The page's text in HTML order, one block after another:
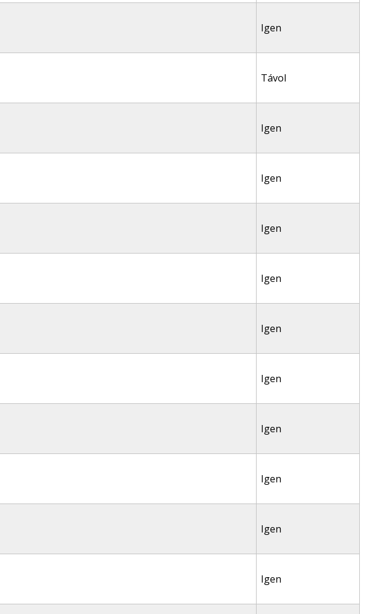
Igen
Távol
Igen
Igen
Igen
Igen
Igen
Igen
Igen
Igen
Igen
Igen